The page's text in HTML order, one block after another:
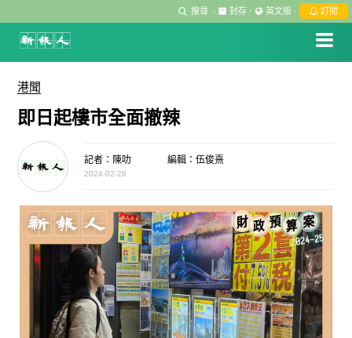
搜尋 · 封存 · 英文版 · 訂閱
港聞
即日起樓市全面撤辣
記者：陳叻 編輯：伍俊熹
2024-02-28